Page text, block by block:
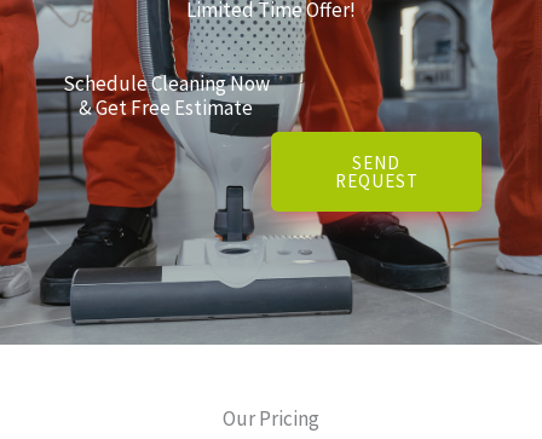
Limited Time Offer!
Schedule Cleaning Now
& Get Free Estimate
SEND
REQUEST
Our Pricing